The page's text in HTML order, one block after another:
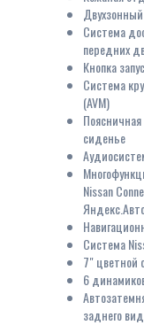
Система
передних
Кнопка
Система
(AVM)
сиденье
Nissan
Система
7" цветной
6
заднего